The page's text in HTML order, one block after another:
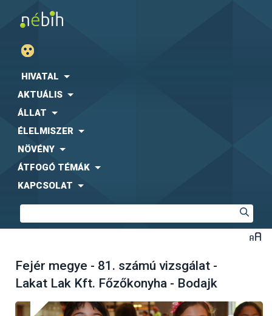
HIVATAL
AKTUÁLIS
ÁLLAT
ÉLELMISZER
NÖVÉNY
ÁTFOGÓ TÉMÁK
KAPCSOLAT
Fejér megye - 81. számú vizsgálat -
Lakat Lak Kft. Főzőkonyha - Bodajk